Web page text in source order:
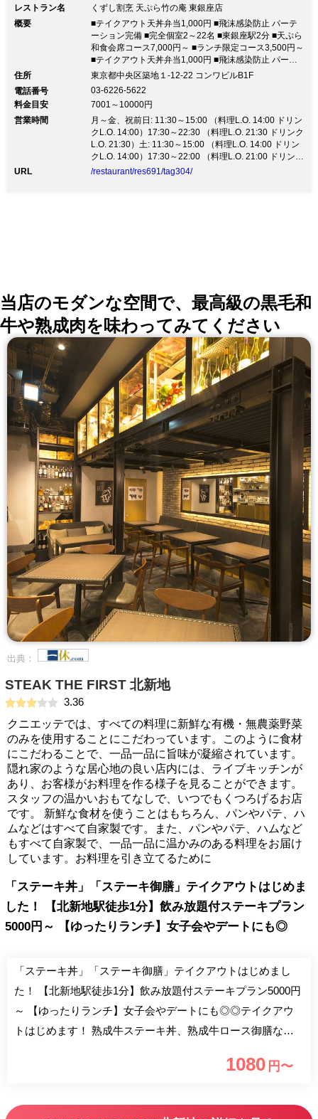
レストラン名
くずし割烹 天ぷら竹の庵 東銀座店
概要
■テイクアウト天丼弁当1,000円 ■飛沫感染防止 パーテ
ーション完備 ■完全個室2～22名 ■東銀座駅2分 ■天ぷら
和食会席コース7,000円～ ■ランチ限定コース3,500円～
■テイクアウト天丼弁当1,000円 ■飛沫感染防止 パーテ
ーション完備 ■完全個室2～22名 ■東銀座駅2分 ■天ぷら
※東京都の自粛要請解除により通常営業に戻りました。
◆旬の食材を使用 熟練の職人による逸品 ご接待から大
切な人とのお食事にも。 ◆テイクアウト◆天丼弁当
1,000円 海老天のり巻1本800円 2本1,400円 お電話にて
受付。050-3469-9823 ◆特別コース 『九谷コース』
8,000円 『日本酒飲み放題コース』10,000円 ◆天ぷら
+会席コース 【竹】 7,000円全5品 【庵】 8,800円全8品
住所
東京都中央区築地１-12-22 コンワビルB1F
電話番号
03-6226-5622
料金目安
7001～10000円
営業時間
月～金、祝前日: 11:30～15:00 （料理L.O. 14:00 ドリン
クL.O. 14:00）17:30～22:30 （料理L.O. 21:30 ドリンク
L.O. 21:30）土: 11:30～15:00 （料理L.O. 14:00 ドリン
クL.O. 14:00）17:30～22:00 （料理L.O. 21:00 ドリンク
L.O. 21:00）
URL /restaurant/res691/tag304/
当店のモダンな空間で、最高級の黒毛和
牛や熟成肉を味わってみてください
出典：
STEAK THE FIRST 北新地
3.36
クニエッテでは、すべての料理に新鮮な有機・無農薬野菜
のみを使用することにこだわっています。このように食材
にこだわることで、一品一品に旨味が凝縮されています。
隠れ家のような居心地の良い店内には、ライブキッチンが
あり、お客様がお料理を作る様子を見ることができます。
スタッフの温かいおもてなしで、いつでもくつろげるお店
です。 新鮮な食材を使うことはもちろん、パンやパテ、ハ
ムなどはすべて自家製です。また、パンやパテ、ハムなど
もすべて自家製で、一品一品に温かみのある料理をお届け
しています。お料理を引き立てるために
「ステーキ丼」「ステーキ御膳」テイクアウトはじめま
した！ 【北新地駅徒歩1分】飲み放題付ステーキプラン
5000円～ 【ゆったりランチ】女子会やデートにも◎
「ステーキ丼」「ステーキ御膳」テイクアウトはじめまし
た！ 【北新地駅徒歩1分】飲み放題付ステーキプラン5000円
～ 【ゆったりランチ】女子会やデートにも◎◎テイクアウ
トはじめます！ 熟成牛ステーキ丼、熟成牛ロース御膳な
デザートもご用意しています。 詳細は「テイクアウト」ペ
5種など全9品＋乾杯スパークリング4809⇒3900円 【ディナ
1080 円〜